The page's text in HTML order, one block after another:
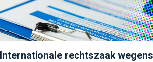
Internationale rechtszaak wegens